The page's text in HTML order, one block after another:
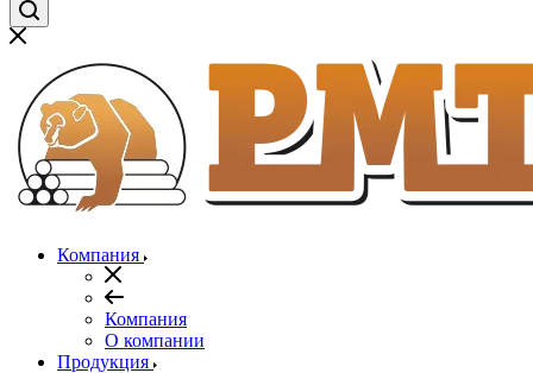
Компания
Компания
О компании
Продукция